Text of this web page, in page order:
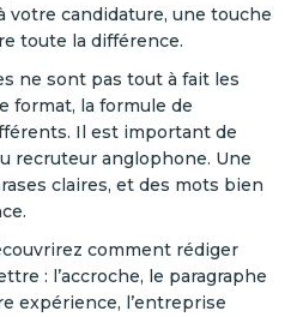
votre candidature, une touche
toute la différence.
ne sont pas tout à fait les
format, la formule de
Il est important de
recruteur anglophone. Une
claires, et des mots bien
comment rédiger
: l’accroche, le paragraphe
expérience, l’entreprise